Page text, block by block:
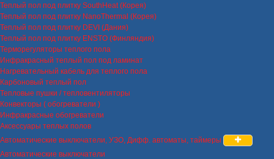
Теплый пол под плитку SouthHeat (Корея)
Теплый пол под плитку NanoThermal (Корея)
Теплый пол под плитку DEVI (Дания)
Теплый пол под плитку ENSTO (Финляндия)
Терморегуляторы теплого пола
Инфракрасный теплый пол под ламинат
Нагревательный кабель для теплого пола
Карбоновый теплый пол
Тепловые пушки / тепловентиляторы
Конвекторы ( обогреватели )
Инфракрасные обогреватели
Аксессуары теплых полов
Автоматические выключатели, УЗО, Дифф. автоматы, таймеры
Автоматические выключатели